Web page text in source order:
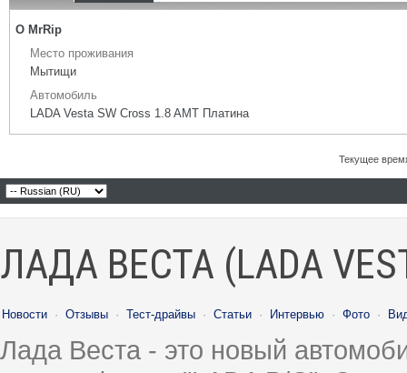
О MrRip
Место проживания
Мытищи
Автомобиль
LADA Vesta SW Cross 1.8 AMT Платина
Текущее
ЛАДА ВЕСТА (LADA
Новости · Отзывы · Тест-драйвы · Статьи · Интервью · Фото ·
Лада Веста - это новый